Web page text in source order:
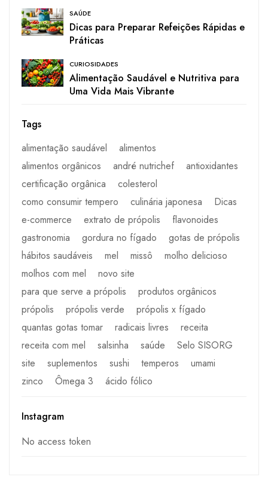
SAÚDE
Dicas para Preparar Refeições Rápidas e
Práticas
CURIOSIDADES
Alimentação Saudável e Nutritiva para
Uma Vida Mais Vibrante
Tags
alimentação saudável
alimentos
alimentos orgânicos
andré nutrichef
antioxidantes
certificação orgânica
colesterol
como consumir tempero
culinária japonesa
Dicas
e-commerce
extrato de própolis
flavonoides
gastronomia
gordura no fígado
gotas de própolis
hábitos saudáveis
mel missô
molho delicioso
molhos com mel
novo site
para que serve a própolis
produtos orgânicos
própolis
própolis verde
própolis x fígado
quantas gotas tomar
radicais livres
receita
receita com mel
salsinha saúde
Selo SISORG
site
suplementos sushi temperos
umami
zinco
Ômega 3 ácido fólico
Instagram
No access token